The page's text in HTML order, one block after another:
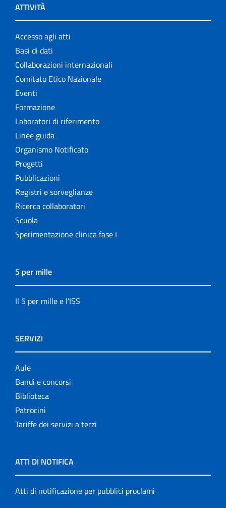
ATTIVITÀ
Accesso agli atti
Basi di dati
Collaborazioni internazionali
Comitato Etico Nazionale
Eventi
Formazione
Laboratori di riferimento
Linee guida
Organismo Notificato
Progetti
Pubblicazioni
Registri e sorveglianze
Ricerca collaboratori
Scuola
Sperimentazione clinica fase I
5 per mille
Il 5 per mille e l'ISS
SERVIZI
Aule
Bandi e concorsi
Biblioteca
Patrocini
Tariffe dei servizi a terzi
ATTI DI NOTIFICA
Atti di notificazione per pubblici proclami